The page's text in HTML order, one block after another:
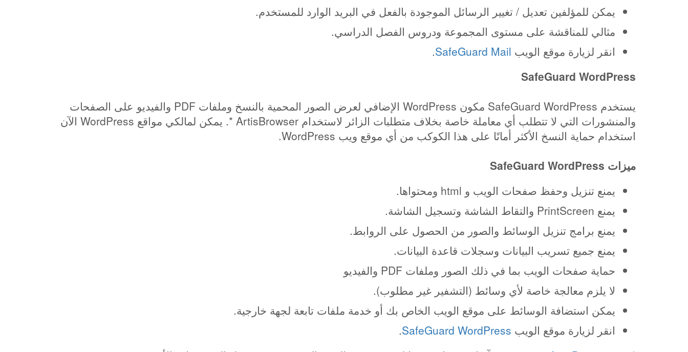
يمكن للمؤلفين تعديل / تغيير الرسائل الموجودة بالفعل في البريد الوارد للمستخدم.
مثالي للمناقشة على مستوى المجموعة ودروس الفصل الدراسي.
انقر لزيارة موقع الويب SafeGuard Mail
.
SafeGuard WordPress
يستخدم SafeGuard WordPress مكون WordPress الإضافي لعرض الصور المحمية بالنسخ وملفات PDF والفيديو على الصفحات
والمنشورات التي لا تتطلب أي معاملة خاصة بخلاف متطلبات الزائر لاستخدام ArtisBrowser *. يمكن لمالكي مواقع WordPress الآن
استخدام حماية النسخ الأكثر أمانًا على هذا الكوكب من أي موقع ويب WordPress.
ميزات SafeGuard WordPress
يمنع تنزيل وحفظ صفحات الويب و html ومحتواها.
يمنع PrintScreen والتقاط الشاشة وتسجيل الشاشة.
يمنع برامج تنزيل الوسائط والصور من الحصول على الروابط.
يمنع جميع تسريب البيانات وسجلات قاعدة البيانات.
حماية صفحات الويب بما في ذلك الصور وملفات PDF والفيديو
لا يلزم معالجة خاصة لأي وسائط (التشفير غير مطلوب).
يمكن استضافة الوسائط على موقع الويب الخاص بك أو خدمة ملفات تابعة لجهة خارجية.
انقر لزيارة موقع الويب SafeGuard WordPress
.